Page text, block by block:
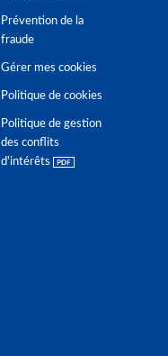
Prévention de la
fraude
Gérer mes cookies
Politique de cookies
Politique de gestion
des conflits
d'intérêts